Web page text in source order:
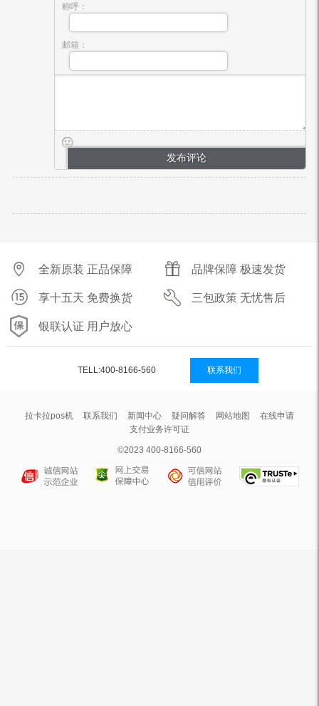
称呼：
邮箱：
全新原装 正品保障 品牌保障 极速发货
享十五天 免费换货 三包政策 无忧售后
银联认证 用户放心
TELL:400-8166-560 联系我们
拉卡拉pos机 联系我们 新闻中心 疑问解答 网站地图
在线申请
支付业务许可证
©2023 400-8166-560